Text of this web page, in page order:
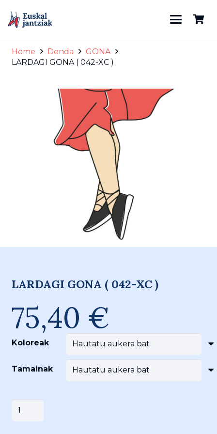
Home Denda
GONA
LARDAGI GONA ( 042-XC )
LARDAGI GONA ( 042-XC )
75,40 €
Koloreak
Tamainak